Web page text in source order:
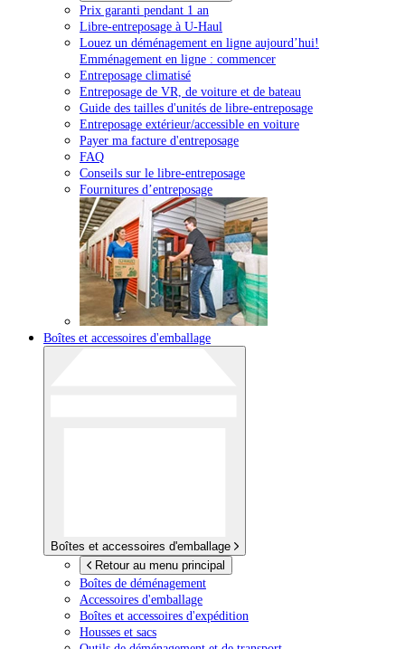
Prix garanti pendant 1 an
Libre-entreposage à U-Haul
Louez un déménagement en ligne aujourd’hui!
Emménagement en ligne : commencer
Entreposage climatisé
Entreposage de VR, de voiture et de bateau
Guide des tailles d'unités de libre-entreposage
Entreposage extérieur/accessible en voiture
Payer ma facture d'entreposage
FAQ
Conseils sur le libre-entreposage
Fournitures d’entreposage
Boîtes et accessoires d'emballage
Boîtes et accessoires d'emballage
Retour au menu principal
Boîtes de déménagement
Accessoires d'emballage
Boîtes et accessoires d'expédition
Housses et sacs